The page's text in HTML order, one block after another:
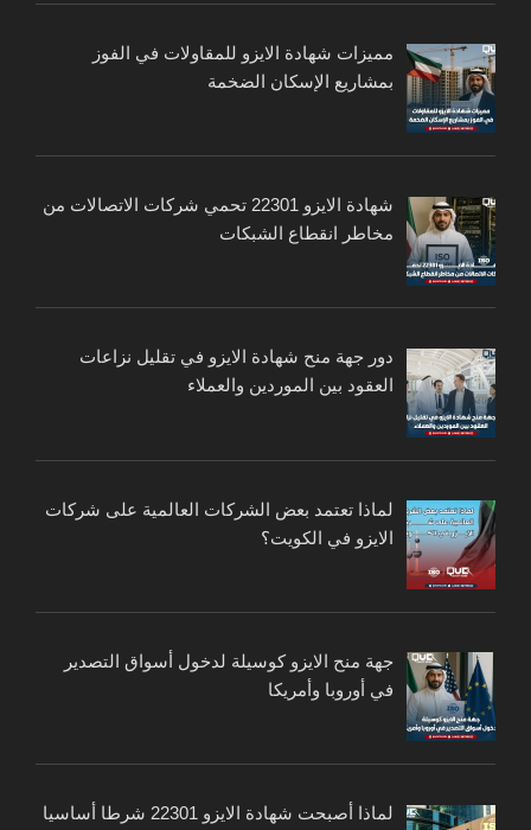
مميزات شهادة الايزو للمقاولات في الفوز
بمشاريع الإسكان الضخمة
شهادة الايزو 22301 تحمي شركات الاتصالات من
مخاطر انقطاع الشبكات
دور جهة منح شهادة الايزو في تقليل نزاعات
العقود بين الموردين والعملاء
لماذا تعتمد بعض الشركات العالمية على شركات
الايزو في الكويت؟
جهة منح الايزو كوسيلة لدخول أسواق التصدير
في أوروبا وأمريكا
لماذا أصبحت شهادة الايزو 22301 شرطا أساسيا